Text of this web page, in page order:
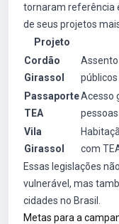
tornaram referência
de seus projetos
Projeto
Cordão
Girassol
Passaporte
TEA
Acesso
Vila
Girassol
com
Essas legislações
vulnerável, mas
cidades no Brasil.
Metas para a